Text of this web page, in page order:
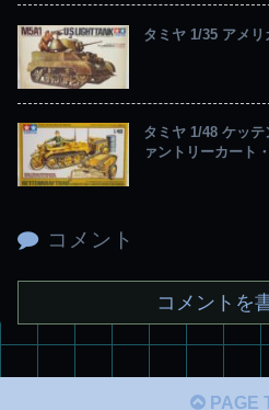
タミヤ 1/35 アメ
タミヤ 1/48 ケッ
ァントリーカート
コメント
コメントを
PAGE